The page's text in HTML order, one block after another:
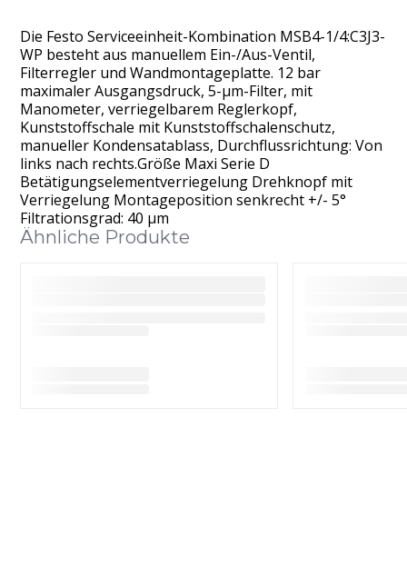
Die Festo Serviceeinheit-Kombination MSB4-1/4:C3J3-
WP besteht aus manuellem Ein-/Aus-Ventil,
Filterregler und Wandmontageplatte. 12 bar
maximaler Ausgangsdruck, 5-μm-Filter, mit
Manometer, verriegelbarem Reglerkopf,
Kunststoffschale mit Kunststoffschalenschutz,
manueller Kondensatablass, Durchflussrichtung: Von
links nach rechts.Größe Maxi Serie D
Betätigungselementverriegelung Drehknopf mit
Verriegelung Montageposition senkrecht +/- 5°
Filtrationsgrad: 40 μm
Ähnliche Produkte